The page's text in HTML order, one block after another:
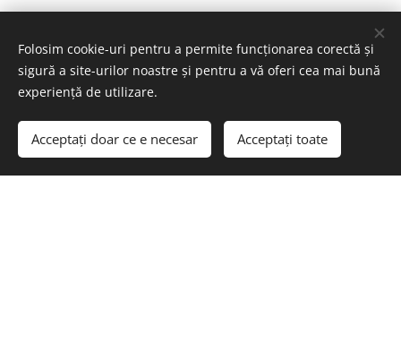
Folosim cookie-uri pentru a permite funcționarea corectă și
sigură a site-urilor noastre și pentru a vă oferi cea mai bună
experiență de utilizare.
Acceptați doar ce e necesar Acceptați toate